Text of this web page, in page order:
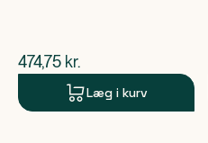
$nuværende pris
474,75 kr.
Læg i kurv